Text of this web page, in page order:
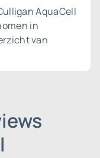
AquaCell
in
van